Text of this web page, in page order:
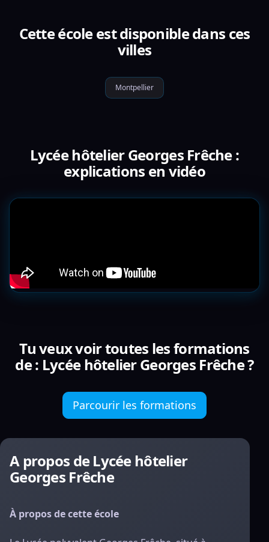
Cette école est disponible dans ces
villes
Montpellier
Lycée hôtelier Georges Frêche :
explications en vidéo
Tu veux voir toutes les formations
de : Lycée hôtelier Georges Frêche ?
Parcourir les formations
A propos de Lycée hôtelier
Georges Frêche
À propos de cette école